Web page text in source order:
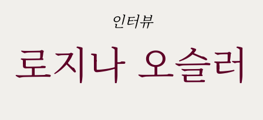
인터뷰
로지나 오슬러